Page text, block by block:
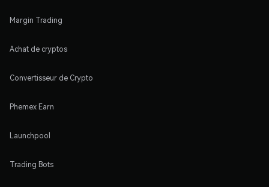
Margin Trading
Achat de cryptos
Convertisseur de Crypto
Phemex Earn
Launchpool
Trading Bots